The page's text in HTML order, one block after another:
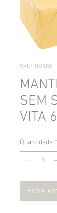
SKU: 102980
SEM
VITA
Quantidade *
Entre